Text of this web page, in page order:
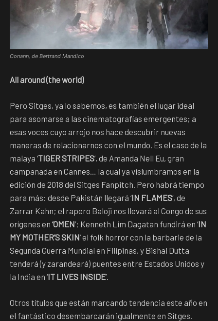
Conann, de Bertrand Mandico
All around (the world)
Pero Sitges, ya lo sabemos, es también el lugar ideal
para asomarse a las cinematografías emergentes; a
esas voces cuyo arrojo nos hace descubrir nuevas
maneras de relacionarnos con el mundo. Es el caso de la
malaya ‘TIGER STRIPES’, de Amanda Nell Eu, gran
campanada en Cannes… la cual ya vislumbramos en la
edición de 2018 del Sitges Fanpitch. Pero habrá tiempo
para más: desde Pakistán llegará ‘IN FLAMES’, de
Zarrar Kahn; el rapero Baloji nos llevará al Congo de sus
orígenes en ‘OMEN’; Kenneth Lim Dagatan fundirá en ‘IN
MY MOTHER’S SKIN’ el folk horror con la barbarie de la
Segunda Guerra Mundial en Filipinas, y Bishal Dutta
tenderá (y zarandeará) puentes entre Estados Unidos y
la India en ‘IT LIVES INSIDE’.
Otros títulos que están marcando tendencia este año en
el fantástico desembarcarán igualmente en Sitges.